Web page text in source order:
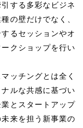
する多彩なビジネ
の壁だけでなく、
るセッションやオ
クショップを行い
ッチングとは全く
ルな共感に基づい
とスタートアップ
来を担う新事業の